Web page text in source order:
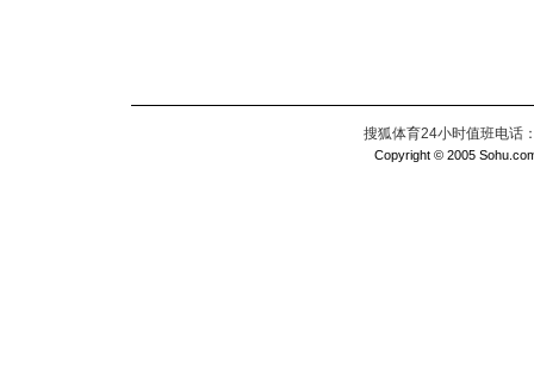
搜狐体育24小时值班电话
Copyright © 2005